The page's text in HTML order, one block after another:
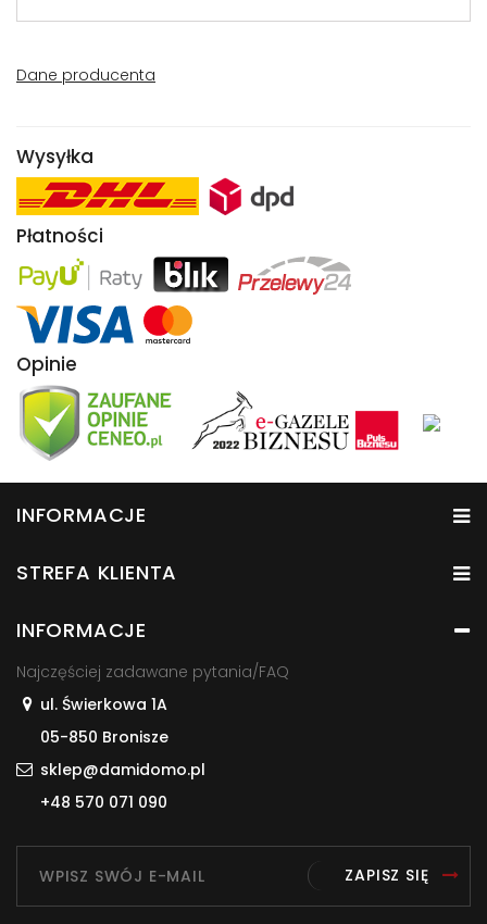
Dane producenta
Wysyłka
Płatności
Opinie
INFORMACJE
STREFA KLIENTA
INFORMACJE
Najczęściej zadawane pytania/FAQ
ul. Świerkowa 1A
05-850 Bronisze
sklep@damidomo.pl
+48 570 071 090
ZAPISZ SIĘ